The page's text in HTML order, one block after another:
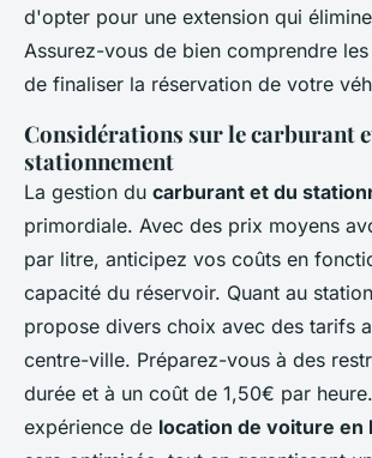
d'opter pour une extension qui
Assurez-vous de bien comprendre
de finaliser la réservation de votre
Considérations sur le carburant
stationnement
La gestion du carburant et du
primordiale. Avec des prix moyens
par litre, anticipez vos coûts en
capacité du réservoir. Quant au
propose divers choix avec des tarifs
centre-ville. Préparez-vous à des
durée et à un coût de 1,50€ par
expérience de location de voiture en